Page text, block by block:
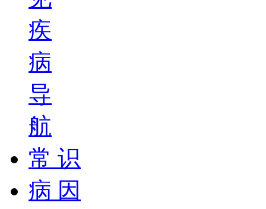
疾
病
导
航
常 识
病 因